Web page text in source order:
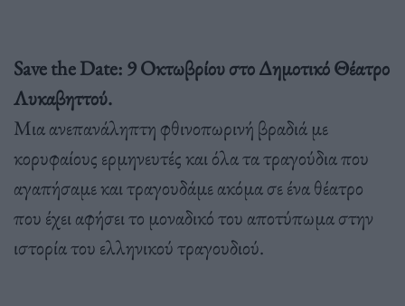
Save the Date: 9 Οκτωβρίου στο Δημοτικό Θέατρο
Λυκαβηττού.
Μια ανεπανάληπτη φθινοπωρινή βραδιά με
κορυφαίους ερμηνευτές και όλα τα τραγούδια που
αγαπήσαμε και τραγουδάμε ακόμα σε ένα θέατρο
που έχει αφήσει το μοναδικό του αποτύπωμα στην
ιστορία του ελληνικού τραγουδιού.